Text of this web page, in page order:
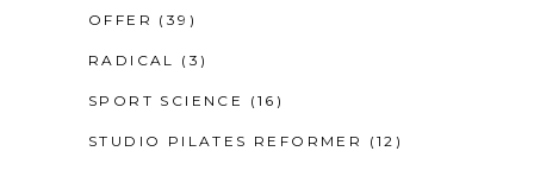
OFFER (39)
RADICAL (3)
SPORT SCIENCE (16)
STUDIO PILATES REFORMER (12)